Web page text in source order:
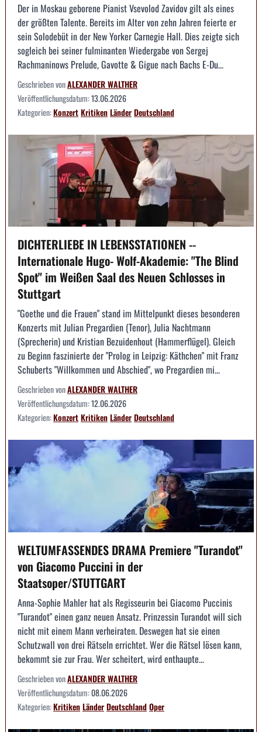
Der in Moskau geborene Pianist Vsevolod Zavidov gilt als eines
der größten Talente. Bereits im Alter von zehn Jahren feierte er
sein Solodebüt in der New Yorker Carnegie Hall. Dies zeigte sich
sogleich bei seiner fulminanten Wiedergabe von Sergej
Rachmaninows Prelude, Gavotte & Gigue nach Bachs E-Du...
Geschrieben vonALEXANDER WALTHER
Veröffentlichungsdatum:13.06.2026
Kategorien:KonzertKritikenLänderDeutschland
DICHTERLIEBE IN LEBENSSTATIONEN --
Internationale Hugo- Wolf-Akademie: "The Blind
Spot" im Weißen Saal des Neuen Schlosses in
Stuttgart
"Goethe und die Frauen" stand im Mittelpunkt dieses besonderen
Konzerts mit Julian Pregardien (Tenor), Julia Nachtmann
(Sprecherin) und Kristian Bezuidenhout (Hammerflügel). Gleich
zu Beginn faszinierte der "Prolog in Leipzig: Käthchen" mit Franz
Schuberts "Willkommen und Abschied", wo Pregardien mi...
Geschrieben vonALEXANDER WALTHER
Veröffentlichungsdatum:12.06.2026
Kategorien:KonzertKritikenLänderDeutschland
WELTUMFASSENDES DRAMA Premiere "Turandot"
von Giacomo Puccini in der
Staatsoper/STUTTGART
Anna-Sophie Mahler hat als Regisseurin bei Giacomo Puccinis
"Turandot" einen ganz neuen Ansatz. Prinzessin Turandot will sich
nicht mit einem Mann verheiraten. Deswegen hat sie einen
Schutzwall von drei Rätseln errichtet. Wer die Rätsel lösen kann,
bekommt sie zur Frau. Wer scheitert, wird enthaupte...
Geschrieben vonALEXANDER WALTHER
Veröffentlichungsdatum:08.06.2026
Kategorien:KritikenLänderDeutschlandOper